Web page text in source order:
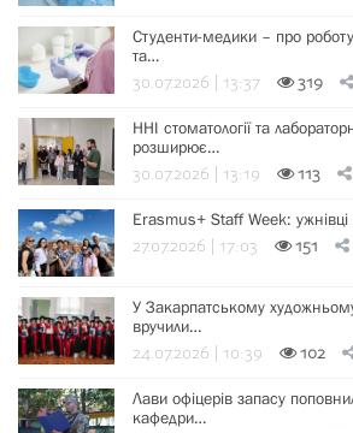
Студенти-медики – про
та…
30.07.2026 | 13:37 319
ННІ стоматології та
розширює…
30.07.2026 | 13:19 113
Erasmus+ Staff Week:
27.07.2026 | 17:03 151
У Закарпатському
вручили…
24.07.2026 | 10:39 102
Лави офіцерів запасу
кафедри…